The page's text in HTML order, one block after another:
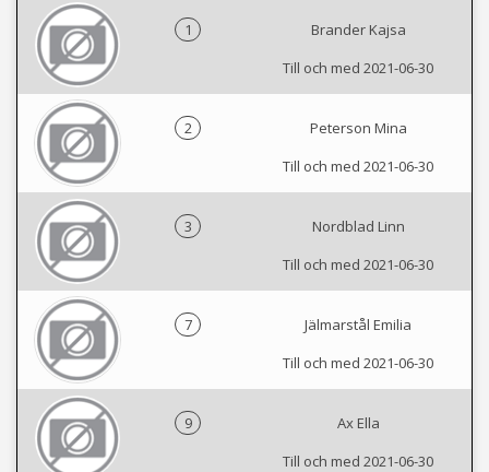
1
Brander Kajsa
Till och med 2021-06-30
2
Peterson Mina
Till och med 2021-06-30
3
Nordblad Linn
Till och med 2021-06-30
7
Jälmarstål Emilia
Till och med 2021-06-30
9
Ax Ella
Till och med 2021-06-30